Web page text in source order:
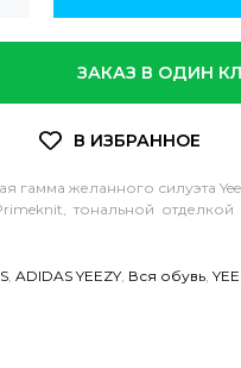
ЗАКАЗ В ОДИН
гамма желанного силуэта
тональной
, ADIDAS YEEZY, Вся обувь,